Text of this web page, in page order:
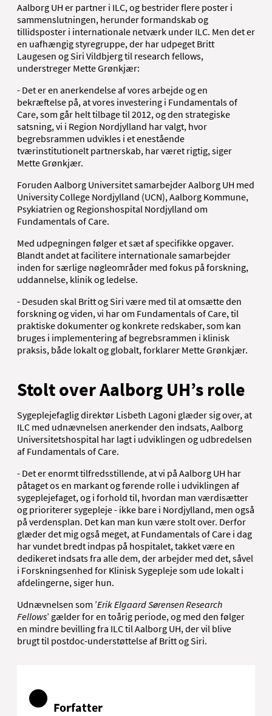
Aalborg UH er partner i ILC, og bestrider flere poster i
sammenslutningen, herunder formandskab og
tillidsposter i internationale netværk under ILC. Men det er
en uafhængig styregruppe, der har udpeget Britt
Laugesen og Siri Vildbjerg til research fellows,
understreger Mette Grønkjær:
- Det er en anerkendelse af vores arbejde og en
bekræftelse på, at vores investering i Fundamentals of
Care, som går helt tilbage til 2012, og den strategiske
satsning, vi i Region Nordjylland har valgt, hvor
begrebsrammen udvikles i et enestående
tværinstitutionelt partnerskab, har været rigtig, siger
Mette Grønkjær.
Foruden Aalborg Universitet samarbejder Aalborg UH med
University College Nordjylland (UCN), Aalborg Kommune,
Psykiatrien og Regionshospital Nordjylland om
Fundamentals of Care.
Med udpegningen følger et sæt af specifikke opgaver.
Blandt andet at facilitere internationale samarbejder
inden for særlige nøgleområder med fokus på forskning,
uddannelse, klinik og ledelse.
- Desuden skal Britt og Siri være med til at omsætte den
forskning og viden, vi har om Fundamentals of Care, til
praktiske dokumenter og konkrete redskaber, som kan
bruges i implementering af begrebsrammen i klinisk
praksis, både lokalt og globalt, forklarer Mette Grønkjær.
Stolt over Aalborg UH’s rolle
Sygeplejefaglig direktør Lisbeth Lagoni glæder sig over, at
ILC med udnævnelsen anerkender den indsats, Aalborg
Universitetshospital har lagt i udviklingen og udbredelsen
af Fundamentals of Care.
- Det er enormt tilfredsstillende, at vi på Aalborg UH har
påtaget os en markant og førende rolle i udviklingen af
sygeplejefaget, og i forhold til, hvordan man værdisætter
og prioriterer sygepleje - ikke bare i Nordjylland, men også
på verdensplan. Det kan man kun være stolt over. Derfor
glæder det mig også meget, at Fundamentals of Care i dag
har vundet bredt indpas på hospitalet, takket være en
dedikeret indsats fra alle dem, der arbejder med det, såvel
i Forskningsenhed for Klinisk Sygepleje som ude lokalt i
afdelingerne, siger hun.
Udnævnelsen som ’Erik Elgaard Sørensen Research
Fellows’ gælder for en toårig periode, og med den følger
en mindre bevilling fra ILC til Aalborg UH, der vil blive
brugt til postdoc-understøttelse af Britt og Siri.
Forfatter